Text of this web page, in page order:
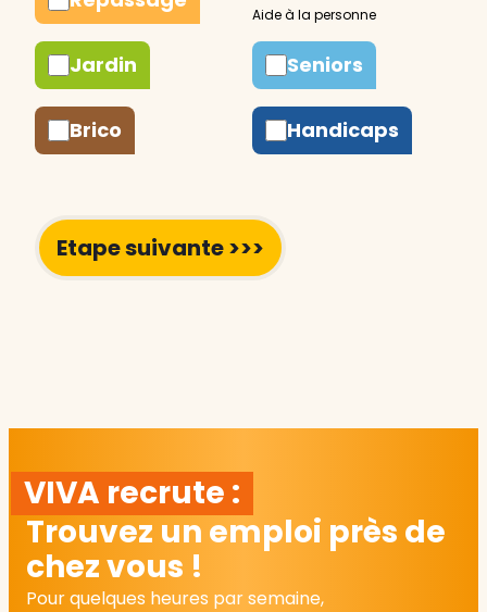
Jardin
Brico
Seniors
Handicaps
VIVA recrute :
Trouvez un emploi près de
chez vous !
Pour quelques heures par semaine,